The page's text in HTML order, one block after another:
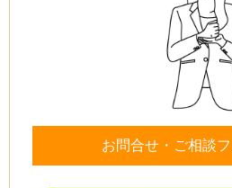
お問合せ・ご相談